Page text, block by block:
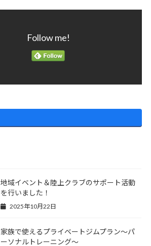
Follow me!
地域イベント＆陸上クラブのサポート活動
を行いました！
2025年10月22日
家族で使えるプライベートジムプラン～パ
ーソナルトレーニング～